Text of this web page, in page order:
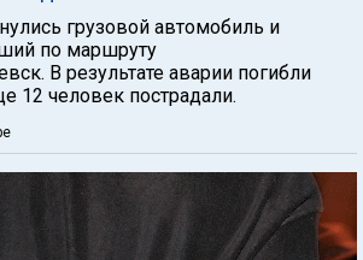
грузовой автомобиль и
по маршруту
В результате аварии погибли
12 человек пострадали.